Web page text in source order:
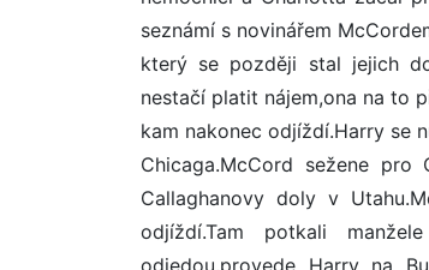
seznámí s novinářem
který se později stal jejich
nestačí platit nájem,ona na to
kam nakonec odjíždí.Harry se
Chicaga.McCord sežene
Callaghanovy doly v
odjíždí.Tam potkali